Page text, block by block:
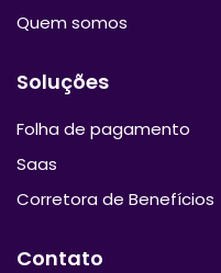
Quem somos
Soluções
Folha de pagamento
Saas
Corretora de Benefícios
Contato